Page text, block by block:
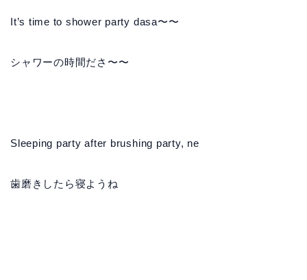
It’s time to shower party dasa〜〜
シャワーの時間ださ〜〜
Sleeping party after brushing party, ne
歯磨きしたら寝ようね